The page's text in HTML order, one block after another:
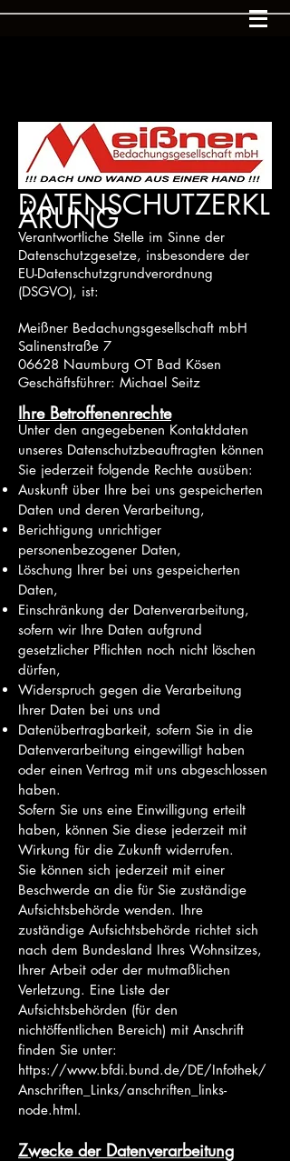
DATENSCHUTZERKL
ÄRUNG
Verantwortliche Stelle im Sinne der
Datenschutzgesetze, insbesondere der
EU-Datenschutzgrundverordnung
(DSGVO), ist:
Meißner Bedachungsgesellschaft mbH
Salinenstraße 7
06628 Naumburg OT Bad Kösen
Geschäftsführer: Michael Seitz
Ihre Betroffenenrechte
Unter den angegebenen Kontaktdaten
unseres Datenschutzbeauftragten können
Sie jederzeit folgende Rechte ausüben:
Auskunft über Ihre bei uns gespeicherten
Daten und deren Verarbeitung,
Berichtigung unrichtiger
personenbezogener Daten,
Löschung Ihrer bei uns gespeicherten
Daten,
Einschränkung der Datenverarbeitung,
sofern wir Ihre Daten aufgrund
gesetzlicher Pflichten noch nicht löschen
dürfen,
Widerspruch gegen die Verarbeitung
Ihrer Daten bei uns und
Datenübertragbarkeit, sofern Sie in die
Datenverarbeitung eingewilligt haben
oder einen Vertrag mit uns abgeschlossen
haben.
Sofern Sie uns eine Einwilligung erteilt
haben, können Sie diese jederzeit mit
Wirkung für die Zukunft widerrufen.
Sie können sich jederzeit mit einer
Beschwerde an die für Sie zuständige
Aufsichtsbehörde wenden. Ihre
zuständige Aufsichtsbehörde richtet sich
nach dem Bundesland Ihres Wohnsitzes,
Ihrer Arbeit oder der mutmaßlichen
Verletzung. Eine Liste der
Aufsichtsbehörden (für den
nichtöffentlichen Bereich) mit Anschrift
finden Sie unter:
https://www.bfdi.bund.de/DE/Infothek/
Anschriften_Links/anschriften_links-
node.html.
Zwecke der Datenverarbeitung